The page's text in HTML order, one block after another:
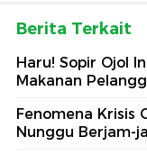
Berita Terkait
Haru! Sopir Ojol
Makanan
Fenomena Krisis
Nunggu Berjam-